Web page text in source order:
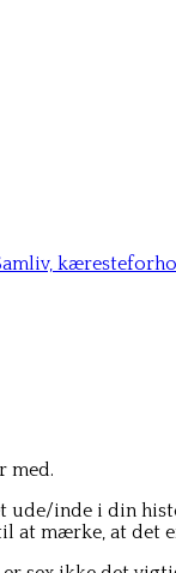
med.
ude/inde i din
at mærke, at det